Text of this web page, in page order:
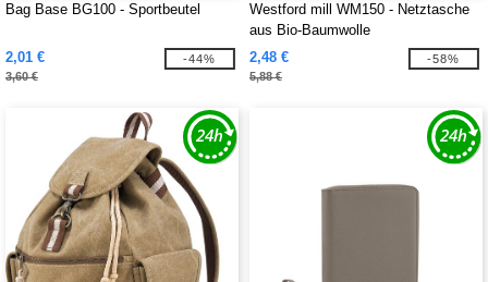
Bag Base BG100 - Sportbeutel
2,01 €
3,60 €
-44%
Westford mill WM150 - Netztasche
aus Bio-Baumwolle
2,48 €
5,88 €
-58%